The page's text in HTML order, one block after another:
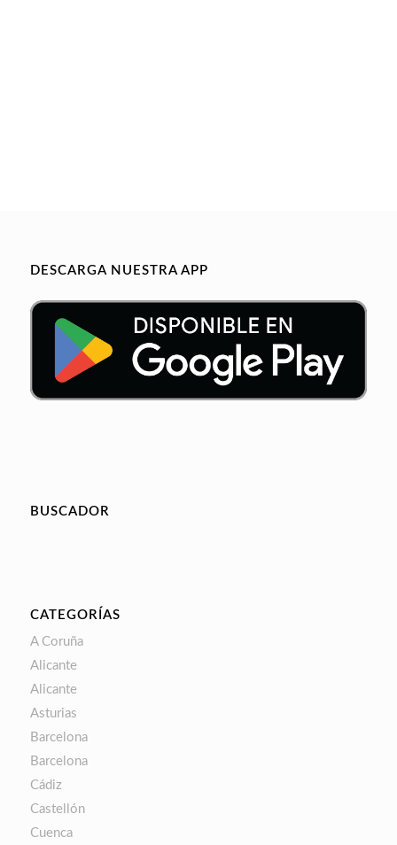
DESCARGA NUESTRA APP
BUSCADOR
CATEGORÍAS
A Coruña
Alicante
Alicante
Asturias
Barcelona
Barcelona
Cádiz
Castellón
Cuenca